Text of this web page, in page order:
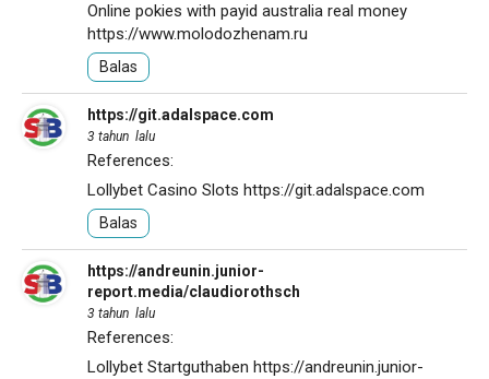
Online pokies with payid australia real money
https://www.molodozhenam.ru
Balas
https://git.adalspace.com
3 tahun lalu
References:
Lollybet Casino Slots https://git.adalspace.com
Balas
https://andreunin.junior-
report.media/claudiorothsch
3 tahun lalu
References:
Lollybet Startguthaben https://andreunin.junior-